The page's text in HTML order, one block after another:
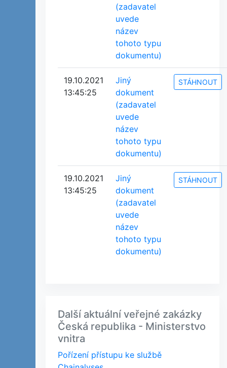
(zadavatel
uvede
název
tohoto typu
dokumentu)
19.10.2021
13:45:25
Jiný
dokument
(zadavatel
uvede
název
tohoto typu
dokumentu)
STÁHNOUT
19.10.2021
13:45:25
Jiný
dokument
(zadavatel
uvede
název
tohoto typu
dokumentu)
STÁHNOUT
Další aktuální veřejné zakázky
Česká republika - Ministerstvo
vnitra
Pořízení přístupu ke službě